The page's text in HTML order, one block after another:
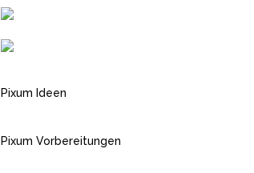
Pixum Ideen
Pixum Vorbereitungen